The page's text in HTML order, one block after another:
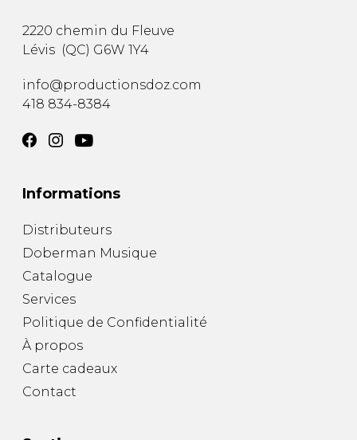
2220 chemin du Fleuve
Lévis (QC) G6W 1Y4
info@productionsdoz.com
418 834-8384
Informations
Distributeurs
Doberman Musique
Catalogue
Services
Politique de Confidentialité
À propos
Carte cadeaux
Contact